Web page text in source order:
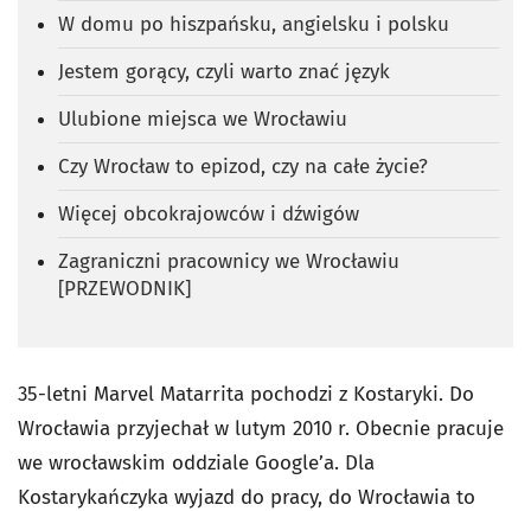
W domu po hiszpańsku, angielsku i polsku
Jestem gorący, czyli warto znać język
Ulubione miejsca we Wrocławiu
Czy Wrocław to epizod, czy na całe życie?
Więcej obcokrajowców i dźwigów
Zagraniczni pracownicy we Wrocławiu
[PRZEWODNIK]
35-letni Marvel Matarrita pochodzi z Kostaryki. Do
Wrocławia przyjechał w lutym 2010 r. Obecnie pracuje
we wrocławskim oddziale Google’a. Dla
Kostarykańczyka wyjazd do pracy, do Wrocławia to